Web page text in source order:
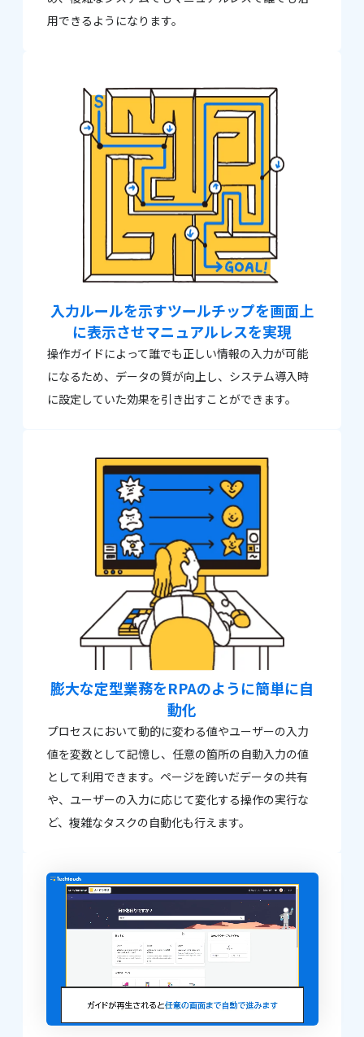
用できるようになります。
入力ルールを示すツールチップを画面上
に表示させマニュアルレスを実現
操作ガイドによって誰でも正しい情報の入力が可能
になるため、データの質が向上し、システム導入時
に設定していた効果を引き出すことができます。
膨大な定型業務をRPAのように簡単に自
動化
プロセスにおいて動的に変わる値やユーザーの入力
値を変数として記憶し、任意の箇所の自動入力の値
として利用できます。ページを跨いだデータの共有
や、ユーザーの入力に応じて変化する操作の実行な
ど、複雑なタスクの自動化も行えます。